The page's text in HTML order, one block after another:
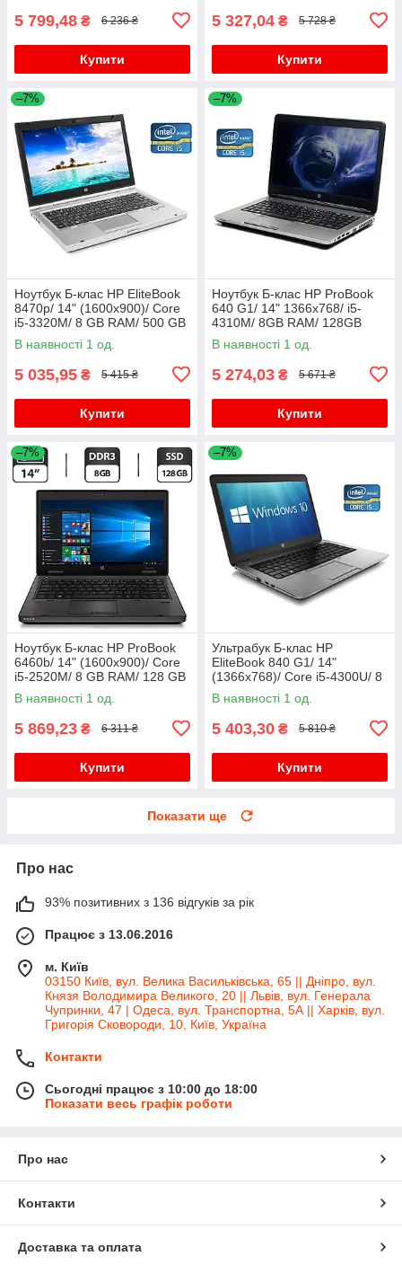
5 799,48 ₴ 6 236 ₴
Купити
5 327,04 ₴ 5 728 ₴
Купити
–7%
Ноутбук Б-клас HP EliteBook
8470p/ 14" (1600x900)/ Core
i5-3320M/ 8 GB RAM/ 500 GB
HDD/ HD 4000
В наявності 1 од.
5 035,95 ₴ 5 415 ₴
Купити
–7%
Ноутбук Б-клас HP ProBook
640 G1/ 14" 1366x768/ i5-
4310M/ 8GB RAM/ 128GB
SSD+750GB HDD/ HD 4600/
АКБ 0%
В наявності 1 од.
5 274,03 ₴ 5 671 ₴
Купити
–7%
Ноутбук Б-клас HP ProBook
6460b/ 14" (1600x900)/ Core
i5-2520M/ 8 GB RAM/ 128 GB
SSD/ HD Graphic 3000
В наявності 1 од.
5 869,23 ₴ 6 311 ₴
Купити
–7%
Ультрабук Б-клас HP
EliteBook 840 G1/ 14"
(1366x768)/ Core i5-4300U/ 8
GB RAM/ 500 GB SSD/ HD
4400/ АКБ 0%
В наявності 1 од.
5 403,30 ₴ 5 810 ₴
Купити
Показати ще
Про нас
93% позитивних з 136 відгуків за рік
Працює з 13.06.2016
м. Київ
03150 Київ, вул. Велика Васильківська, 65 || Дніпро, вул.
Князя Володимира Великого, 20 || Львів, вул. Генерала
Чупринки, 47 | Одеса, вул. Транспортна, 5А || Харків, вул.
Григорія Сковороди, 10, Київ, Україна
Контакти
Сьогодні працює з 10:00 до 18:00
Показати весь графік роботи
Про нас
Контакти
Доставка та оплата